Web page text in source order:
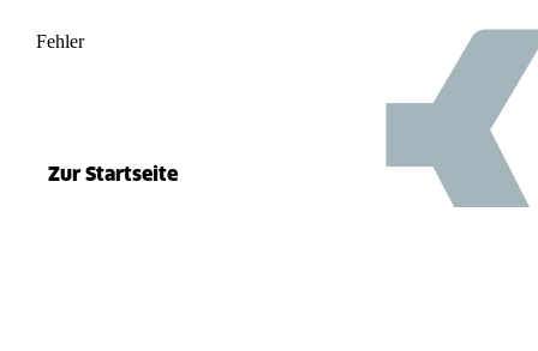
Fehler 500
Zur Startseite